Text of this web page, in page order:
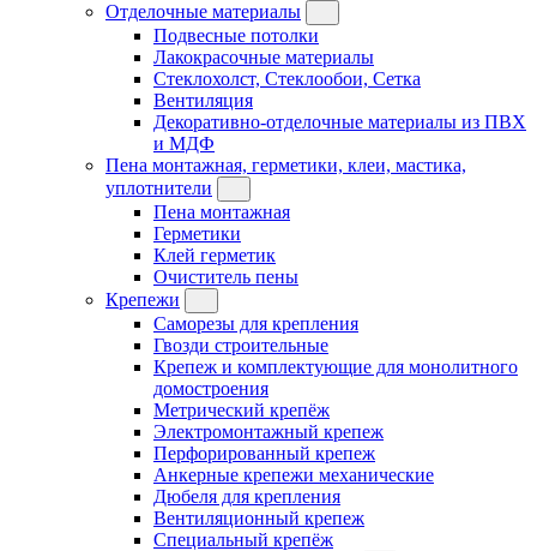
Отделочные материалы
Подвесные потолки
Лакокрасочные материалы
Стеклохолст, Стеклообои, Сетка
Вентиляция
Декоративно-отделочные материалы из ПВХ
и МДФ
Пена монтажная, герметики, клеи, мастика,
уплотнители
Пена монтажная
Герметики
Клей герметик
Очиститель пены
Крепежи
Саморезы для крепления
Гвозди строительные
Крепеж и комплектующие для монолитного
домостроения
Метрический крепёж
Электромонтажный крепеж
Перфорированный крепеж
Анкерные крепежи механические
Дюбеля для крепления
Вентиляционный крепеж
Специальный крепёж